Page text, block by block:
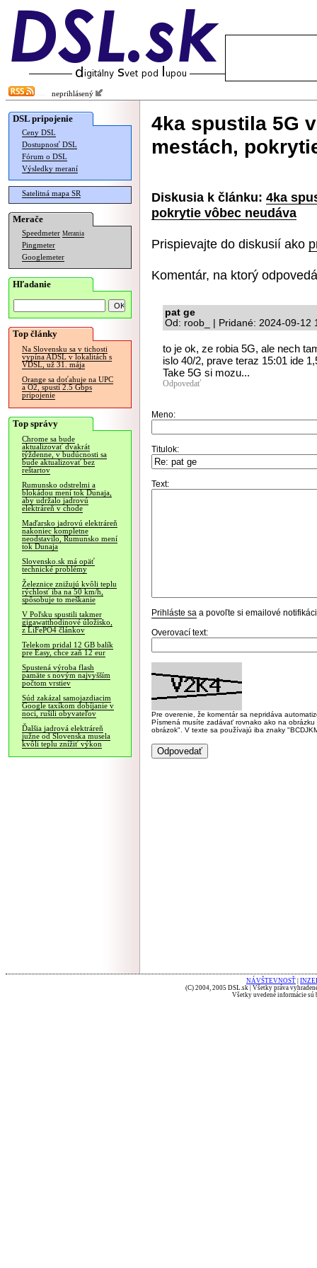
neprihlásený
DSL pripojenie
Ceny DSL
Dostupnosť DSL
Fórum o DSL
Výsledky meraní
Satelitná mapa SR
Merače
Speedmeter Merania
Pingmeter
Googlemeter
Hľadanie
Top články
Na Slovensku sa v tichosti
vypína ADSL v lokalitách s
VDSL, už 31. mája
Orange sa doťahuje na UPC
a O2, spustí 2.5 Gbps
pripojenie
Top správy
Chrome sa bude
aktualizovať dvakrát
týždenne, v budúcnosti sa
bude aktualizovať bez
reštartov
Rumunsko odstrelmi a
blokádou mení tok Dunaja,
aby udržalo jadrovú
elektráreň v chode
Maďarsko jadrovú elektráreň
nakoniec kompletne
neodstavilo, Rumunsko mení
tok Dunaja
Slovensko.sk má opäť
technické problémy
Železnice znižujú kvôli teplu
rýchlosť iba na 50 km/h,
spôsobuje to meškanie
V Poľsku spustili takmer
gigawatthodinové úložisko,
z LiFePO4 článkov
Telekom pridal 12 GB balík
pre Easy, chce zaň 12 eur
Spustená výroba flash
pamäte s novým najvyšším
počtom vrstiev
Súd zakázal samojazdiacim
Google taxíkom dobíjanie v
noci, rušili obyvateľov
Ďalšia jadrová elektráreň
južne od Slovenska musela
kvôli teplu znížiť výkon
4ka spustila 5G
mestách,
Diskusia k článku: 4ka
pokrytie vôbec neudáva
Prispievajte do diskusií ako
Komentár, na ktorý
pat ge
Od: roob_ | Pridané: 2024-09-12
to je ok, ze robia 5G, ale nech
islo 40/2, prave teraz 15:01 ide
Take 5G si mozu...
Odpovedať
Meno:
Titulok:
Text:
Prihláste sa a povoľte si emailové
Overovací text:
Pre overenie, že komentár sa nepridáva
Písmená musíte zadávať rovnako ako na
obrázok". V texte sa používajú iba znaky
NÁVŠTEVNOSŤ
(C) 2004, 2005 DSL.sk | Všetky práva
Všetky uvedené informácie sú